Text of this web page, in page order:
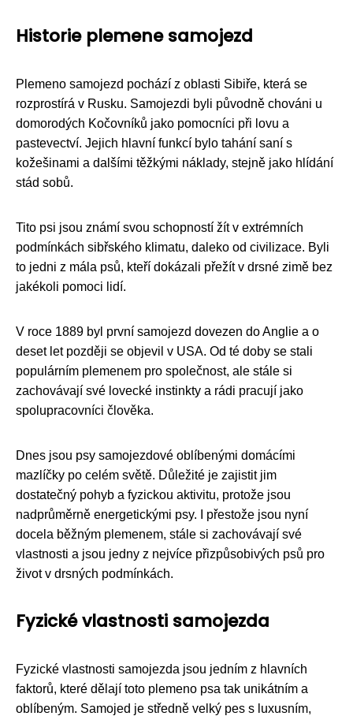
Historie plemene samojezd
Plemeno samojezd pochází z oblasti Sibiře, která se
rozprostírá v Rusku. Samojezdi byli původně chováni u
domorodých Kočovníků jako pomocníci při lovu a
pastevectví. Jejich hlavní funkcí bylo tahání saní s
kožešinami a dalšími těžkými náklady, stejně jako hlídání
stád sobů.
Tito psi jsou známí svou schopností žít v extrémních
podmínkách sibřského klimatu, daleko od civilizace. Byli
to jedni z mála psů, kteří dokázali přežít v drsné zimě bez
jakékoli pomoci lidí.
V roce 1889 byl první samojezd dovezen do Anglie a o
deset let později se objevil v USA. Od té doby se stali
populárním plemenem pro společnost, ale stále si
zachovávají své lovecké instinkty a rádi pracují jako
spolupracovníci člověka.
Dnes jsou psy samojezdové oblíbenými domácími
mazlíčky po celém světě. Důležité je zajistit jim
dostatečný pohyb a fyzickou aktivitu, protože jsou
nadprůměrně energetickými psy. I přestože jsou nyní
docela běžným plemenem, stále si zachovávají své
vlastnosti a jsou jedny z nejvíce přizpůsobivých psů pro
život v drsných podmínkách.
Fyzické vlastnosti samojezda
Fyzické vlastnosti samojezda jsou jedním z hlavních
faktorů, které dělají toto plemeno psa tak unikátním a
oblíbeným. Samojed je středně velký pes s luxusním,